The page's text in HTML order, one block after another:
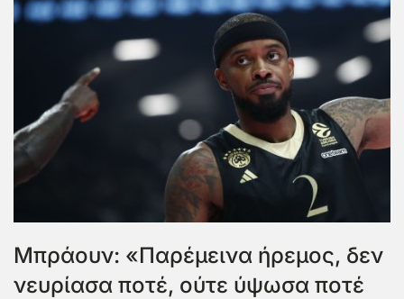
Μπράουν: «Παρέμεινα ήρεμος, δεν
νευρίασα ποτέ, ούτε ύψωσα ποτέ